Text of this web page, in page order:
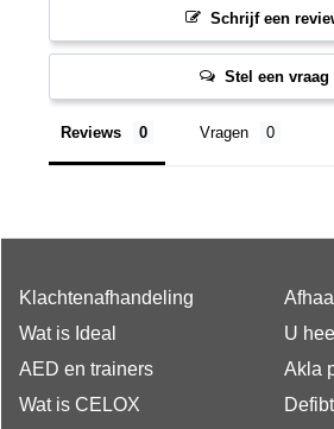
Schrijf een
Stel een vraag
Reviews Vragen
Klachtenafhandeling
Wat is Ideal
AED en trainers
Wat is CELOX
U
Akla